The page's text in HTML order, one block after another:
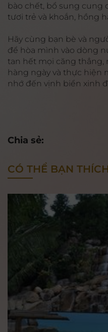
bào chết, bổ sung cung
tươi trẻ và khoắn, hồng
Hãy cùng bạn bè và
để hòa mình vào dòng
tan hết mọi căng thẳng,
hàng ngày và thực hiện
nhớ đến vịnh biển xinh
Chia sẻ:
CÓ THỂ BẠN THÍCH